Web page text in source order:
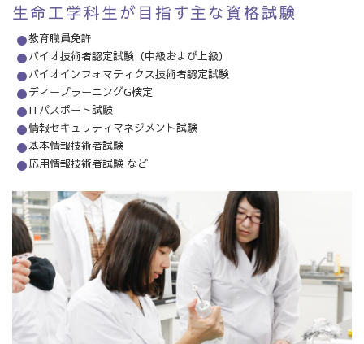
生命工学科生が目指す主な資格試験
教育職員免許
バイオ技術者認定試験（中級および上級）
バイオインフォマティクス技術者認定試験
ディープラーニングG検定
ITパスポート試験
情報セキュリティマネジメント試験
基本情報技術者試験
応用情報技術者試験 など